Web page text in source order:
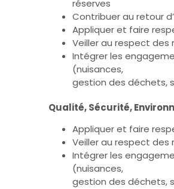
réserves
Contribuer au retour
Appliquer et faire
Veiller au respect des
Intégrer les
(nuisances,
gestion des déchets,
Qualité, Sécurité,
Appliquer et faire
Veiller au respect des
Intégrer les
(nuisances,
gestion des déchets,